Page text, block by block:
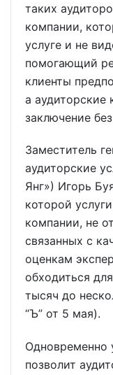
таких
компании,
услуге и не
помогающий
клиенты
а аудиторские
заключение
Заместитель
аудиторские
Янг») Игорь
которой
компании, не
связанных с
оценкам
обходиться
тысяч до
“Ъ” от 5 мая).
Одновременно
позволит